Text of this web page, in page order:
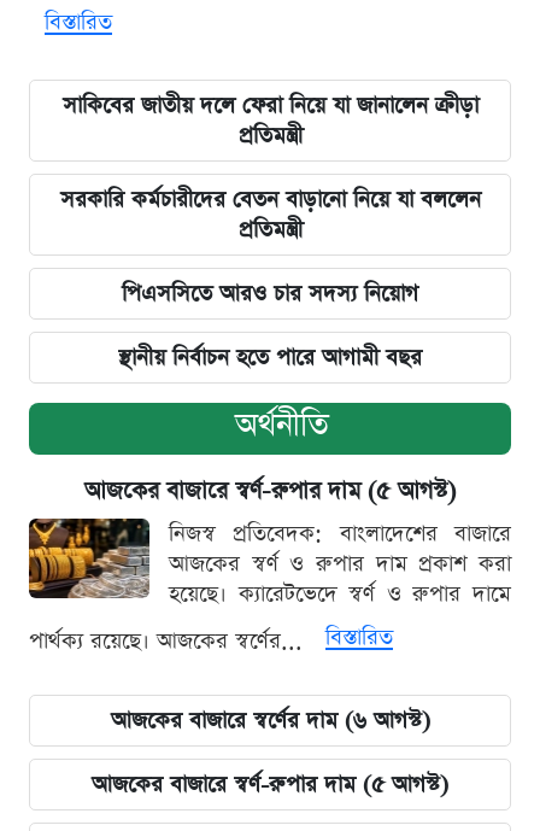
বিস্তারিত
সাকিবের জাতীয় দলে ফেরা নিয়ে যা জানালেন ক্রীড়া
প্রতিমন্ত্রী
সরকারি কর্মচারীদের বেতন বাড়ানো নিয়ে যা বললেন
প্রতিমন্ত্রী
পিএসসিতে আরও চার সদস্য নিয়োগ
স্থানীয় নির্বাচন হতে পারে আগামী বছর
অর্থনীতি
আজকের বাজারে স্বর্ণ-রুপার দাম (৫ আগস্ট)
নিজস্ব প্রতিবেদক: বাংলাদেশের বাজারে
আজকের স্বর্ণ ও রুপার দাম প্রকাশ করা
হয়েছে। ক্যারেটভেদে স্বর্ণ ও রুপার দামে
পার্থক্য রয়েছে। আজকের স্বর্ণের...
বিস্তারিত
আজকের বাজারে স্বর্ণের দাম (৬ আগস্ট)
আজকের বাজারে স্বর্ণ-রুপার দাম (৫ আগস্ট)